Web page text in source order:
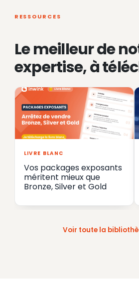
RESSOURCES
Le meilleur de
expertise, à
LIVRE BLANC
Vos packages exposants
méritent mieux que
Bronze, Silver et Gold
Voir toute la